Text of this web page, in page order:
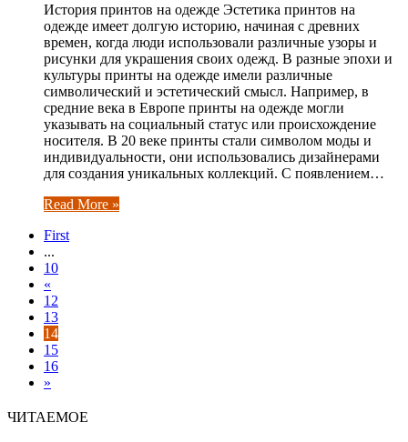
История принтов на одежде Эстетика принтов на
одежде имеет долгую историю, начиная с древних
времен, когда люди использовали различные узоры и
рисунки для украшения своих одежд. В разные эпохи и
культуры принты на одежде имели различные
символический и эстетический смысл. Например, в
средние века в Европе принты на одежде могли
указывать на социальный статус или происхождение
носителя. В 20 веке принты стали символом моды и
индивидуальности, они использовались дизайнерами
для создания уникальных коллекций. С появлением…
Read More »
First
...
10
«
12
13
14
15
16
»
ЧИТАЕМОЕ